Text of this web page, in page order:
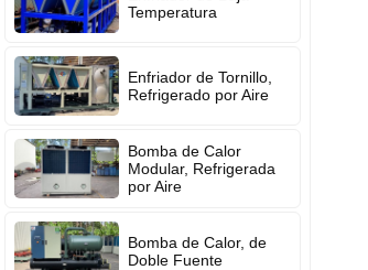
Temperatura
Enfriador de Tornillo,
Refrigerado por Aire
Bomba de Calor
Modular, Refrigerada
por Aire
Bomba de Calor, de
Doble Fuente